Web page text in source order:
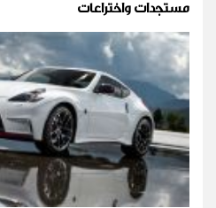
مستجدات واختراعات